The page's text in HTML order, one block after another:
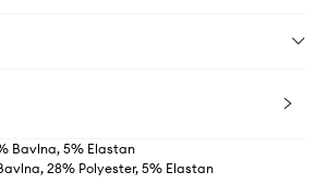
Bavlna, 5% Elastan
28% Polyester, 5% Elastan